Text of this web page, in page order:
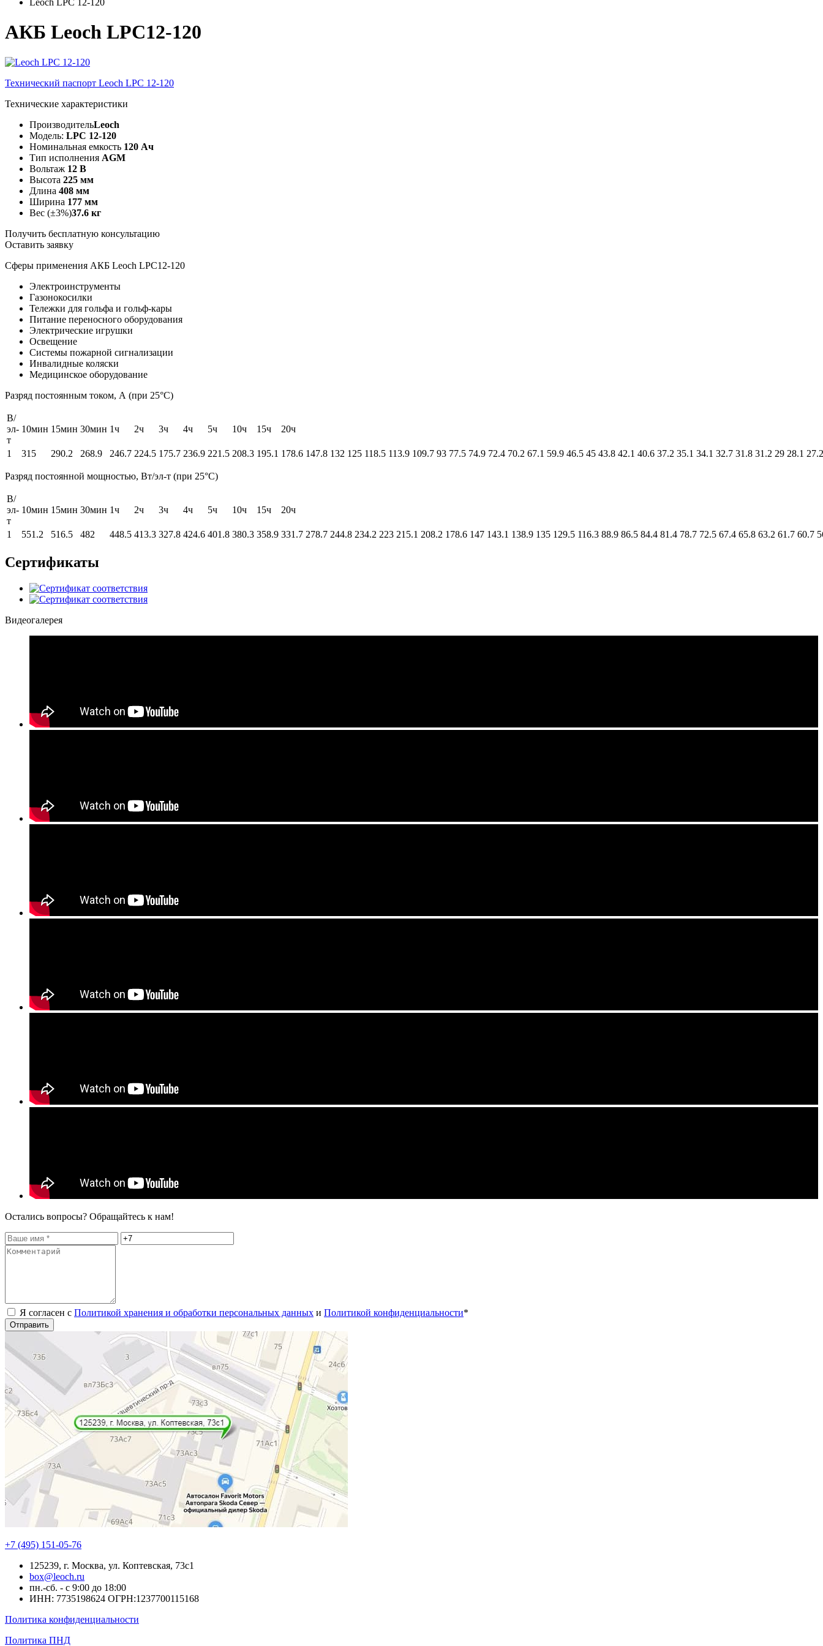
Leoch LPC 12-120
АКБ Leoch LPC12-120
Технический паспорт Leoch LPC 12-120
Технические характеристики
ПроизводительLeoch
Модель: LPC 12-120
Номинальная емкость 120 Ач
Тип исполнения AGM
Вольтаж 12 В
Высота 225 мм
Длина 408 мм
Ширина 177 мм
Вес (±3%)37.6 кг
Получить бесплатную консультацию
Оставить заявку
Сферы применения АКБ Leoch LPC12-120
Электроинструменты
Газонокосилки
Тележки для гольфа и гольф-кары
Питание переносного оборудования
Электрические игрушки
Освещение
Системы пожарной сигнализации
Инвалидные коляски
Медицинское оборудование
Разряд постоянным током, А (при 25°С)
В/
эл-
т
10мин 15мин 30мин 1ч 2ч 3ч 4ч 5ч 10ч 15ч 20ч
1 315 290.2 268.9 246.7 224.5 175.7 236.9 221.5 208.3 195.1 178.6 147.8 132 125 118.5 113.9 109.7 93 77.5 74.9 72.4 70.2 67.1 59.9 46.5 45 43.8 42.1 40.6 37.2 35.1 34.1 32.7 31.8 31.2 29 28.1 27.2
Разряд постоянной мощностью, Вт/эл-т (при 25°С)
В/
эл-
т
10мин 15мин 30мин 1ч 2ч 3ч 4ч 5ч 10ч 15ч 20ч
1 551.2 516.5 482 448.5 413.3 327.8 424.6 401.8 380.3 358.9 331.7 278.7 244.8 234.2 223 215.1 208.2 178.6 147 143.1 138.9 135 129.5 116.3 88.9 86.5 84.4 81.4 78.7 72.5 67.4 65.8 63.2 61.7 60.7
Сертификаты
Видеогалерея
Остались вопросы? Обращайтесь к нам!
Я согласен с Политикой хранения и обработки персональных данных и Политикой конфиденциальности*
Отправить
+7 (495) 151-05-76
125239, г. Москва, ул. Коптевская, 73с1
box@leoch.ru
пн.-сб. - с 9:00 до 18:00
ИНН: 7735198624 ОГРН:1237700115168
Политика конфиденциальности
Политика ПНД